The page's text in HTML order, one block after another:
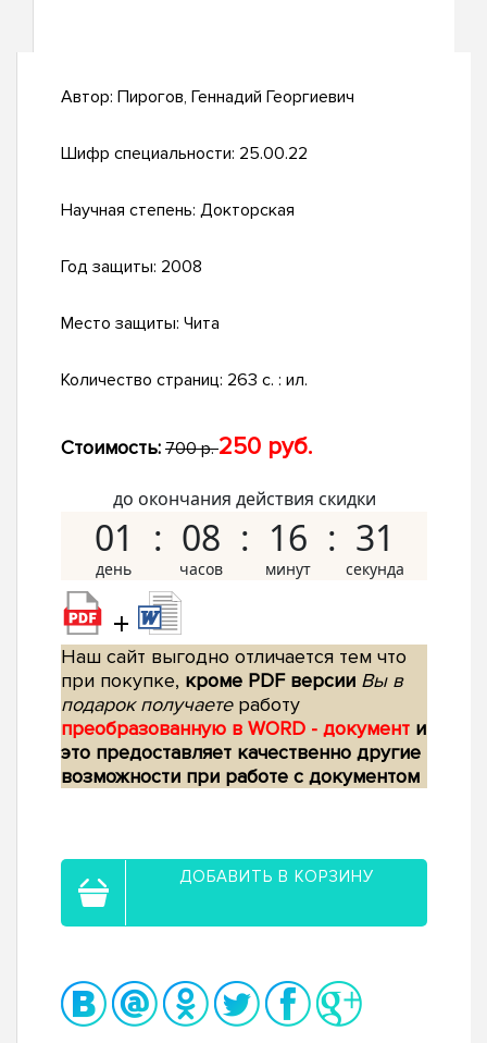
Автор: Пирогов, Геннадий Георгиевич
Шифр специальности: 25.00.22
Научная степень: Докторская
Год защиты: 2008
Место защиты: Чита
Количество страниц: 263 с. : ил.
Стоимость: 700 р.250 руб.
до окончания действия скидки
01 08 16 30
+
Наш сайт выгодно отличается тем что
при покупке, кроме PDF версии Вы в
подарок получаетеработу
преобразованную в WORD - документ и
это предоставляет качественно другие
возможности при работе с документом
ДОБАВИТЬ В КОРЗИНУ